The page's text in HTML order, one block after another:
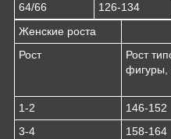
64/66
126-134
Женские роста
Рост
Рост
фигуры,
1-2
146-152
3-4
158-164